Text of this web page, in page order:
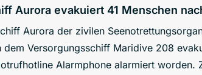
Aurora evakuiert 41 Menschen
Aurora der zivilen
dem Versorgungsschiff Maridive 208
Alarmphone alarmiert worden.